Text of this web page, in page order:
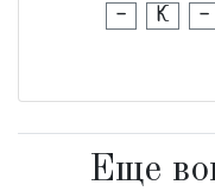
- К -
Еще